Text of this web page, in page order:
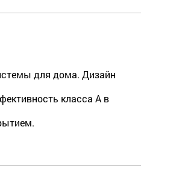
для дома. Дизайн
класса А в